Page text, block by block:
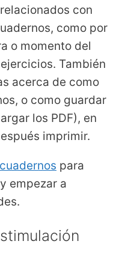
con
como por
o momento del
También
acerca de como
o como guardar
los PDF), en
imprimir.
cuadernos para
empezar a